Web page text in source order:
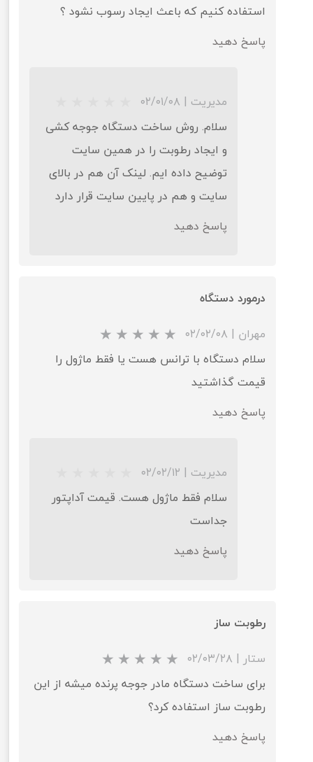
★★
استفاده کنیم که باعث ایجاد رسوب نشود ؟
پاسخ دهید
مدیریت | ۰۲/۰۱/۰۸
سلام. روش ساخت دستگاه جوجه کشی
و ایجاد رطوبت را در همین سایت
توضیح داده ایم. لینک آن هم در بالای
سایت و هم در پایین سایت قرار دارد
پاسخ دهید
درمورد دستگاه
مهران | ۰۲/۰۲/۰۸
سلام دستگاه با ترانس هست یا فقط ماژول را
قیمت گذاشتید
پاسخ دهید
مدیریت | ۰۲/۰۲/۱۲
سلام فقط ماژول هست. قیمت آداپتور
جداست
پاسخ دهید
رطوبت ساز
ستار | ۰۲/۰۳/۲۸
برای ساخت دستگاه مادر جوجه پرنده میشه از این
رطوبت ساز استفاده کرد؟
پاسخ دهید